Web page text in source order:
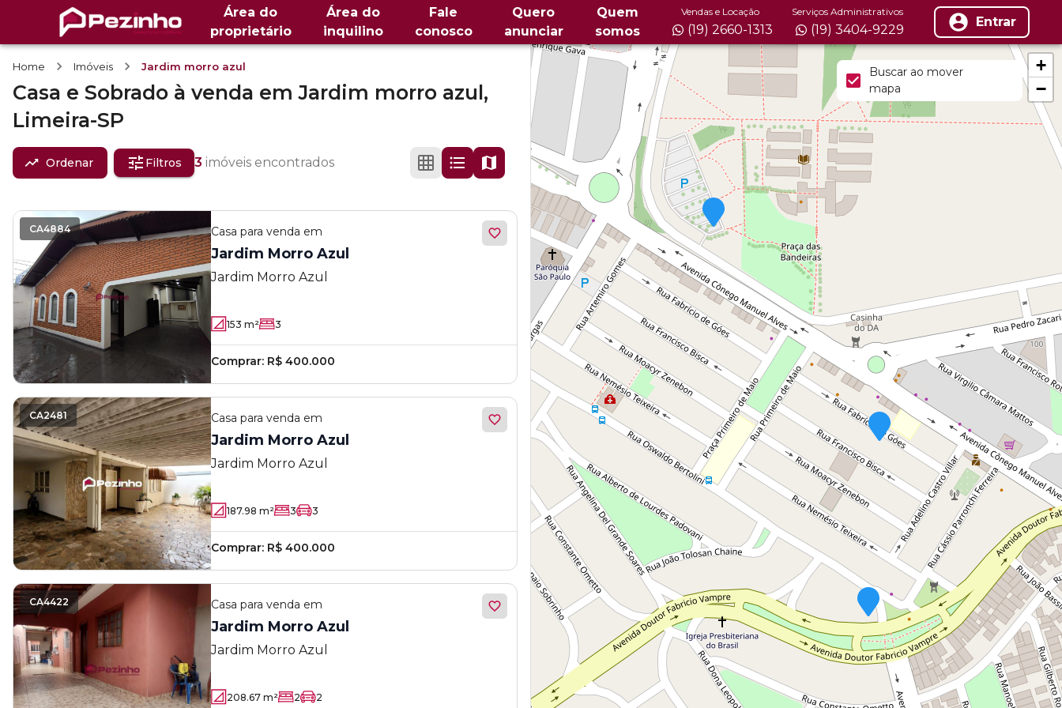
Área do
proprietário
Área do
inquilino
Fale
conosco
Quero
anunciar
Quem
somos
Vendas e Locação
(19) 2660-1313
Serviços Administrativos
(19) 3404-9229 Entrar
Home Imóveis Jardim morro azul
Casa e Sobrado à venda emJardim morro azul,
Limeira-SP
Ordenar Filtros 3 imóveis encontrados
CA4884 Casa para venda em
Jardim Morro Azul
Jardim Morro Azul
153 m² 3
Comprar: R$ 400.000
CA2481 Casa para venda em
Jardim Morro Azul
Jardim Morro Azul
187.98 m² 3 3
Comprar: R$ 400.000
CA4422 Casa para venda em
Jardim Morro Azul
Jardim Morro Azul
208.67 m² 2 2
+
−
Buscar ao mover
mapa